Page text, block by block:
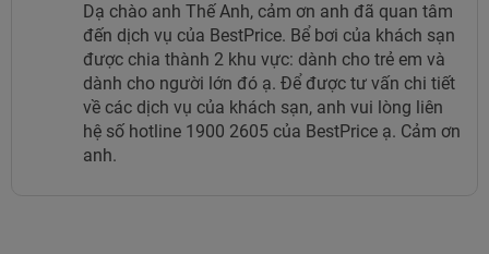
Dạ chào anh Thế Anh, cảm ơn anh đã quan tâm
đến dịch vụ của BestPrice. Bể bơi của khách sạn
được chia thành 2 khu vực: dành cho trẻ em và
dành cho người lớn đó ạ. Để được tư vấn chi tiết
về các dịch vụ của khách sạn, anh vui lòng liên
hệ số hotline 1900 2605 của BestPrice ạ. Cảm ơn
anh.